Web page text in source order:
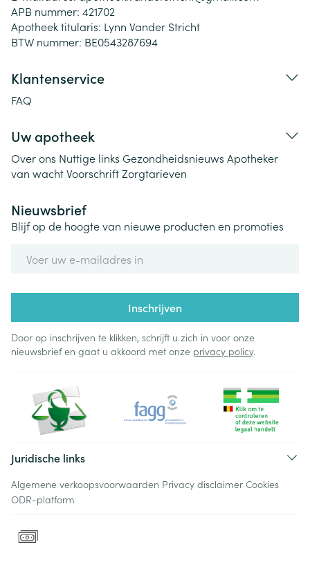
APB nummer: 421702
Apotheek titularis: Lynn Vander Stricht
BTW nummer: BE0543287694
Klantenservice
FAQ
Uw apotheek
Over ons Nuttige links Gezondheidsnieuws Apotheker
van wachtVoorschriftZorgtarieven
Nieuwsbrief
Blijf op de hoogte van nieuwe producten en promoties
Inschrijven
Door op inschrijven te klikken, schrijft u zich in voor onze
nieuwsbrief en gaat u akkoord met onze privacy policy.
Juridische links
Algemene verkoopsvoorwaarden Privacy disclaimer Cookies
ODR-platform